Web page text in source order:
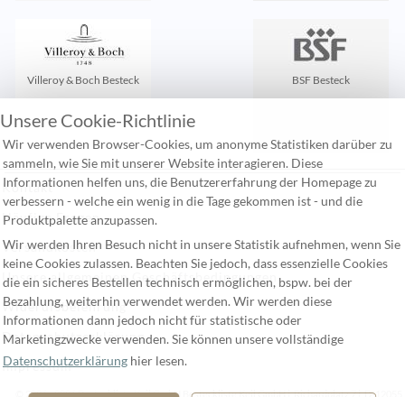
Villeroy & Boch Besteck BSF Besteck
Kontakt
Häufige Fragen
Versandkosten
Unsere allgemeinen Geschäftsbedingungen
Widerufsbelehrung
Datenschutzerklärung
Impressum
© 2006 - 2026 Besteckliste Keil GmbH Besteckliste Keil GmbH | Richardplatz 7 | D-12055
Unsere Cookie-Richtlinie
Wir verwenden Browser-Cookies, um anonyme Statistiken darüber zu
sammeln, wie Sie mit unserer Website interagieren. Diese
Informationen helfen uns, die Benutzererfahrung der Homepage zu
verbessern - welche ein wenig in die Tage gekommen ist - und die
Produktpalette anzupassen.
Wir werden Ihren Besuch nicht in unsere Statistik aufnehmen, wenn Sie
keine Cookies zulassen. Beachten Sie jedoch, dass essenzielle Cookies
die ein sicheres Bestellen technisch ermöglichen, bspw. bei der
Bezahlung, weiterhin verwendet werden. Wir werden diese
Informationen dann jedoch nicht für statistische oder
Marketingzwecke verwenden. Sie können unsere vollständige
Datenschutzerklärung hier lesen.